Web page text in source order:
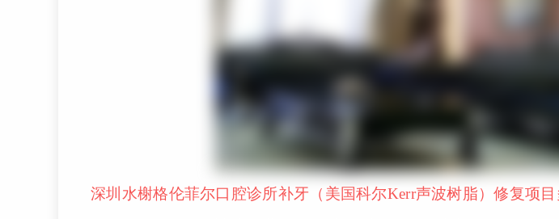
深圳水榭格伦菲尔口腔诊所补牙（美国科尔Kerr声波树脂）修复项